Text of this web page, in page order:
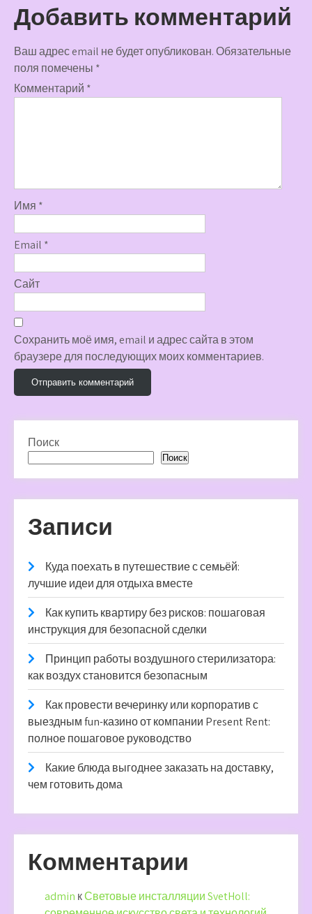
Добавить комментарий
Ваш адрес email не будет опубликован.Обязательные
поля помечены *
Комментарий *
Имя *
Email *
Сайт
Сохранить моё имя, email и адрес сайта в этом
браузере для последующих моих комментариев.
Поиск
Поиск
Записи
Куда поехать в путешествие с семьёй:
лучшие идеи для отдыха вместе
Как купить квартиру без рисков: пошаговая
инструкция для безопасной сделки
Принцип работы воздушного стерилизатора:
как воздух становится безопасным
Как провести вечеринку или корпоратив с
выездным fun-казино от компании Present Rent:
полное пошаговое руководство
Какие блюда выгоднее заказать на доставку,
чем готовить дома
Комментарии
admin кСветовые инсталляции SvetHoll: